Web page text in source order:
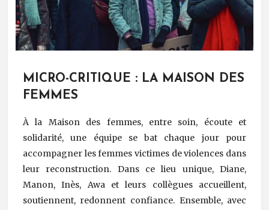
MICRO-CRITIQUE : LA MAISON DES
FEMMES
À la Maison des femmes, entre soin, écoute et
solidarité, une équipe se bat chaque jour pour
accompagner les femmes victimes de violences dans
leur reconstruction. Dans ce lieu unique, Diane,
Manon, Inès, Awa et leurs collègues accueillent,
soutiennent, redonnent confiance. Ensemble, avec